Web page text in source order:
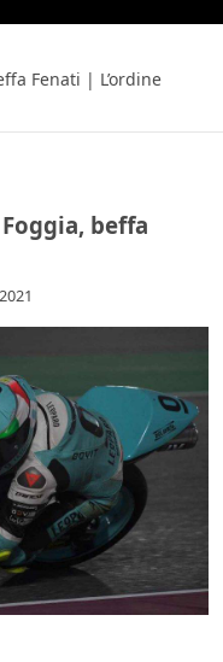
Fenati | L’ordine
beffa